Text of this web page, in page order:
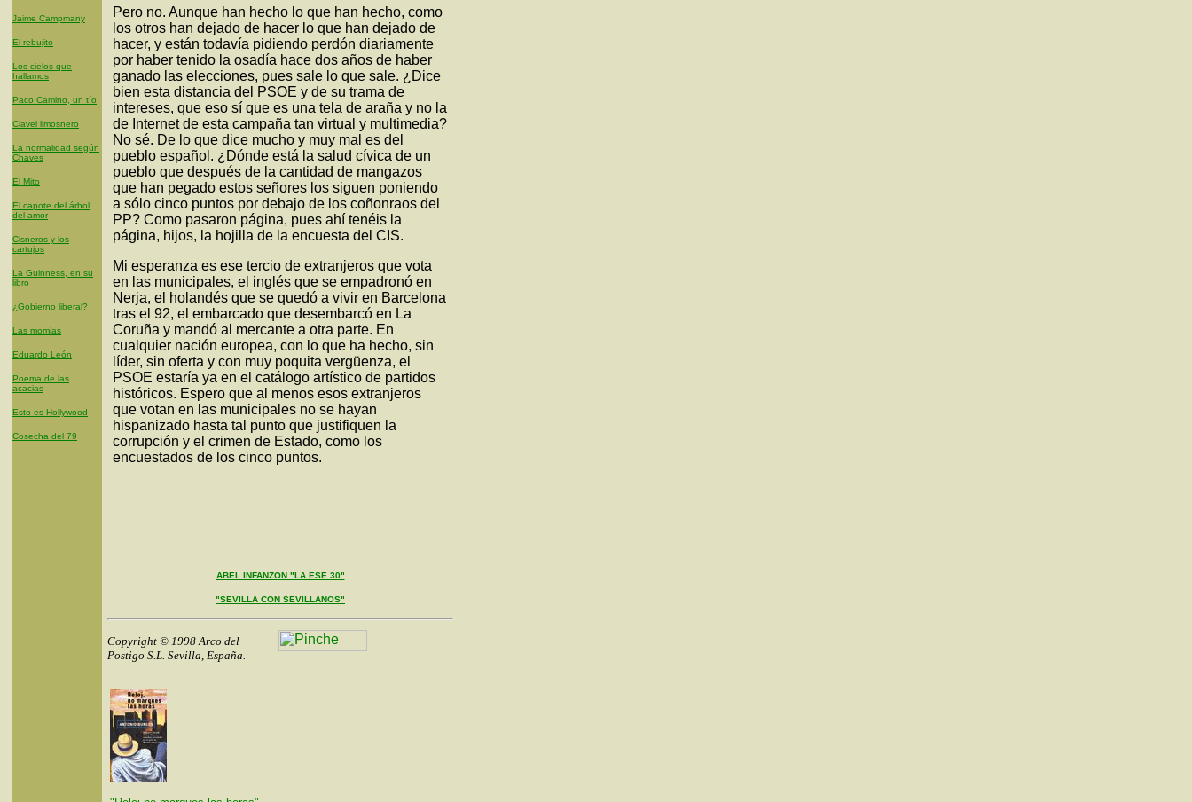
Jaime Campmany
El rebujito
Los cielos que
hallamos
Paco Camino, un tío
Clavel limosnero
La normalidad según
Chaves
El Mito
El capote del árbol
del amor
Cisneros y los
cartujos
La Guinness, en su
libro
¿Gobierno liberal?
Las momias
Eduardo León
Poema de las
acacias
Esto es Hollywood
Cosecha del 79
Pero no. Aunque han hecho lo que han hecho, como
los otros han dejado de hacer lo que han dejado de
hacer, y están todavía pidiendo perdón diariamente
por haber tenido la osadía hace dos años de haber
ganado las elecciones, pues sale lo que sale. ¿Dice
bien esta distancia del PSOE y de su trama de
intereses, que eso sí que es una tela de araña y no la
de Internet de esta campaña tan virtual y multimedia?
No sé. De lo que dice mucho y muy mal es del
pueblo español. ¿Dónde está la salud cívica de un
pueblo que después de la cantidad de mangazos
que han pegado estos señores los siguen poniendo
a sólo cinco puntos por debajo de los coñonraos del
PP? Como pasaron página, pues ahí tenéis la
página, hijos, la hojilla de la encuesta del CIS.
Mi esperanza es ese tercio de extranjeros que vota
en las municipales, el inglés que se empadronó en
Nerja, el holandés que se quedó a vivir en Barcelona
tras el 92, el embarcado que desembarcó en La
Coruña y mandó al mercante a otra parte. En
cualquier nación europea, con lo que ha hecho, sin
líder, sin oferta y con muy poquita vergüenza, el
PSOE estaría ya en el catálogo artístico de partidos
históricos. Espero que al menos esos extranjeros
que votan en las municipales no se hayan
hispanizado hasta tal punto que justifiquen la
corrupción y el crimen de Estado, como los
encuestados de los cinco puntos.
ABEL INFANZON "LA ESE 30"
"SEVILLA CON SEVILLANOS"
Copyright © 1998 Arco del
Postigo S.L. Sevilla, España.